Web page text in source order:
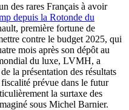
des rares Français à avoir
depuis la Rotonde du
première fortune de
contre le budget 2025, qui
mois après son dépôt au
du luxe, LVMH, a
la présentation des résultats
prévue dans le futur
la surtaxe des
sous Michel Barnier.